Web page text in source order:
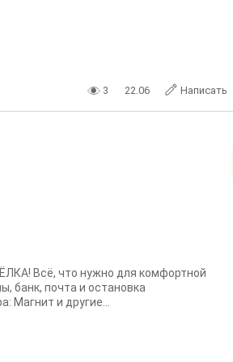
3 22.06 Написать
Всё, что нужно для комфортной
банк, почта и остановка
Магнит и другие...